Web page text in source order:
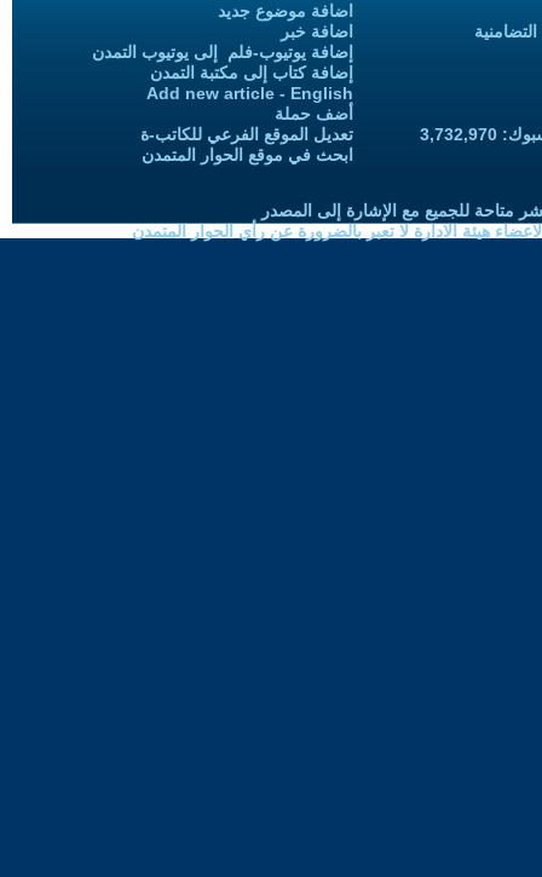
اضافة موضوع جديد
اضافة خبر
إضافة يوتيوب-فلم إلى يوتيوب التمدن
إضافة كتاب إلى مكتبة التمدن
Add new article - English
أضف حملة
تعديل الموقع الفرعي للكاتب-ة
ابحث في موقع الحوار المتمدن
متاحة للجميع مع الإشارة إلى المصدر
هيئة الادارة لا تعبر بالضرورة عن رأي الحوار المتمدن